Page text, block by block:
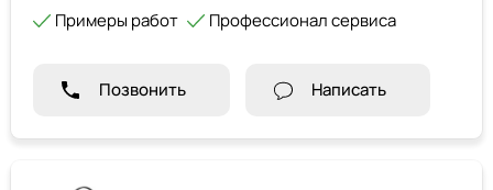
Примеры работ
Профессионал сервиса
Позвонить Написать